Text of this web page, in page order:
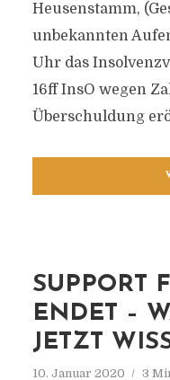
Heusenstamm,
unbekannten
Uhr das
16ff InsO wegen
Überschuldung
SUPPORT
ENDET –
JETZT
10. Januar 2020 3